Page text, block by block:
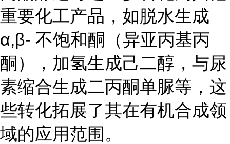
重要化工产品，如脱水生成
α,β- 不饱和酮（异亚丙基丙
酮），加氢生成己二醇，与尿
素缩合生成二丙酮单脲等，这
些转化拓展了其在有机合成领
域的应用范围。